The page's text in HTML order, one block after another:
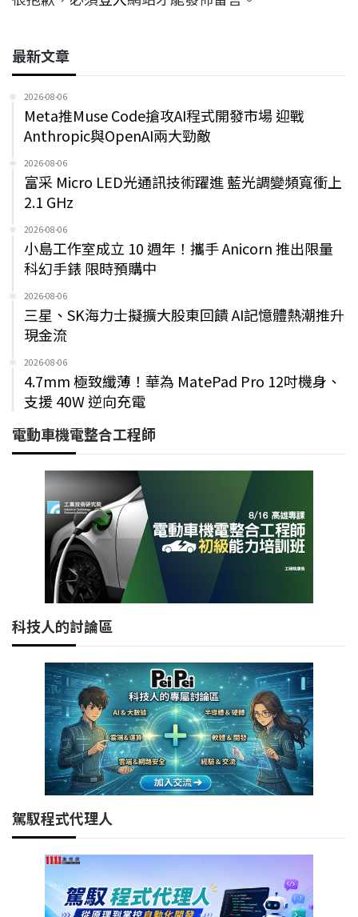
最新文章
2026-08-06
Meta推Muse Code搶攻AI程式開發市場 迎戰
Anthropic與OpenAI兩大勁敵
2026-08-06
富采 Micro LED光通訊技術躍進 藍光調變頻寬衝上
2.1 GHz
2026-08-06
小島工作室成立 10 週年！攜手 Anicorn 推出限量
科幻手錶 限時預購中
2026-08-06
三星、SK海力士擬擴大股東回饋 AI記憶體熱潮推升
現金流
2026-08-06
4.7mm 極致纖薄！華為 MatePad Pro 12吋機身、
支援 40W 逆向充電
電動車機電整合工程師
科技人的討論區
駕馭程式代理人